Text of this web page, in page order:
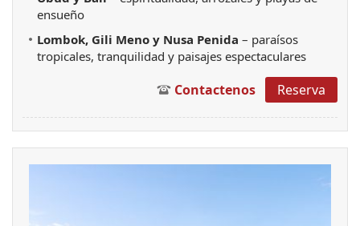
ensueño
Lombok, Gili Meno y Nusa Penida – paraísos
tropicales, tranquilidad y paisajes espectaculares
Contactenos Reserva